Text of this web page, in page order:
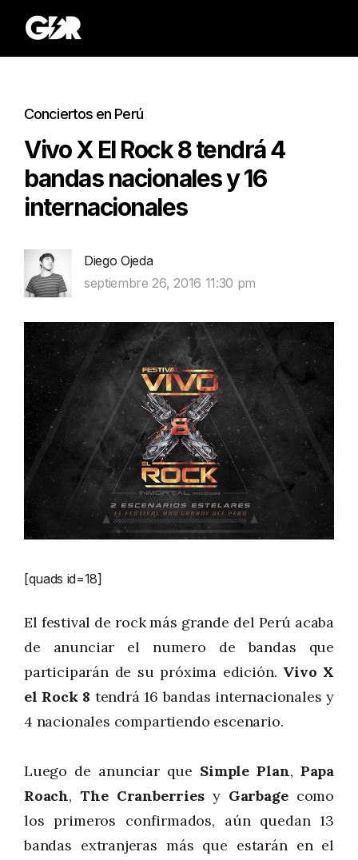
Conciertos en Perú
Vivo X El Rock 8 tendrá 4
bandas nacionales y 16
internacionales
Diego Ojeda
septiembre 26, 2016 11:30 pm
[quads id=18]
El festival de rock más grande del Perú acaba
de anunciar el numero de bandas que
participarán de su próxima edición. Vivo X
el Rock 8 tendrá 16 bandas internacionales y
4 nacionales compartiendo escenario.
Luego de anunciar que Simple Plan, Papa
Roach, The Cranberriesy Garbagecomo
los primeros confirmados, aún quedan 13
bandas extranjeras más que estarán en el